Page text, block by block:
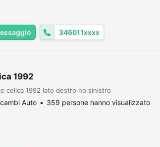
346011xxxx
1992
celica 1992 lato destro ho sinistro
Auto 359 persone hanno visualizzato